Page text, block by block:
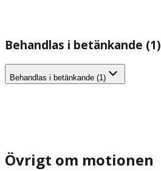
Behandlas i betänkande (1)
Behandlas i betänkande (1)
Övrigt om motionen